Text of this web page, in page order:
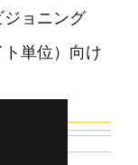
ョニング
単位）向け